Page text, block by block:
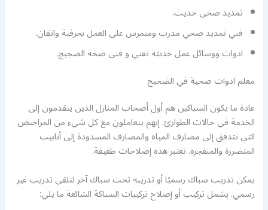
تمديد صحي حديث.
فني تمديد صحي مدرب ومتمرس على العمل بحرفية واتقان.
ادوات ووسائل عمل حديثة تقني و فنى صحة الضجيج.
معلم ادوات صحية في الضجيج
عادة ما يكون السباكين هم أول أصحاب المنازل الذين يتقدمون إلى
الخدمة في حالات الطوارئ. إنهم يتعاملون مع كل شيء من المراحيض
التي تتدفق إلى مصارف المياه والمصارف المسدودة إلى أنابيب
المتضررة والمنفجرة. تعتبر هذه إصلاحات طفيفة.
يمكن تدريب سباك رسميًا أو تدريبه تحت سباك آخر لتلقي تدريب غير
رسمي. يشمل تركيب أو إصلاح تركيبات السباكة الشائعة ما يلي: